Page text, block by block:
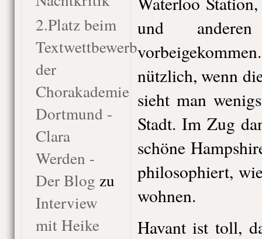
2.Platz beim
Textwettbewerb
der
Chorakademie
Dortmund -
Clara
Werden -
Der Blog zu
Interview
mit Heike
und anderen
nützlich, wenn
sieht man
Stadt. Im Zug
schöne
philosophiert,
wohnen.
Havant ist toll,